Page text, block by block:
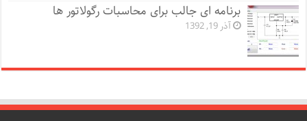
برنامه ای جالب برای محاسبات رگولاتور ها
آذر 19, 1392